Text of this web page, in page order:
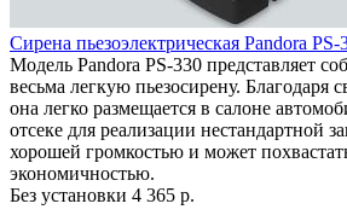
Сирена пьезоэлектрическая Pandora
Модель Pandora PS-330 представляет
весьма легкую пьезосирену. Благодаря
она легко размещается в салоне
отсеке для реализации нестандартной
хорошей громкостью и может
экономичностью.
Без установки 4 365 р.